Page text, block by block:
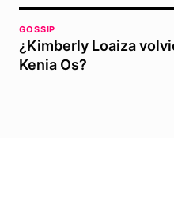
GOSSIP
¿Kimberly Loaiza
Kenia Os?